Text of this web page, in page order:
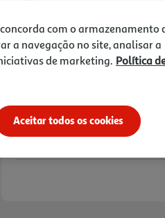
7,90 €
7,11 €
Notas de preparação
com o armazenamento
a navegação no site, analisar a
de marketing. Política
Aceitar todos os cookies